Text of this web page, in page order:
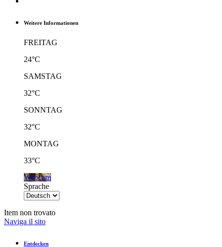
Weitere Informationen
FREITAG
24°C
SAMSTAG
32°C
SONNTAG
32°C
MONTAG
33°C
Webcam
Sprache
Item non trovato
Naviga il sito
Entdecken